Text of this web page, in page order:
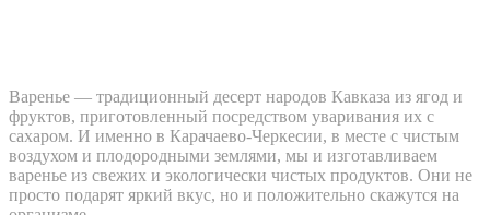
Варенье — традиционный десерт народов Кавказа из ягод и
фруктов, приготовленный посредством уваривания их с
сахаром. И именно в Карачаево-Черкесии, в месте с чистым
воздухом и плодородными землями, мы и изготавливаем
варенье из свежих и экологически чистых продуктов. Они не
просто подарят яркий вкус, но и положительно скажутся на